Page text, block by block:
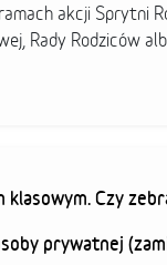
akcji Sprytni
Rady Rodziców
Czy
prywatnej